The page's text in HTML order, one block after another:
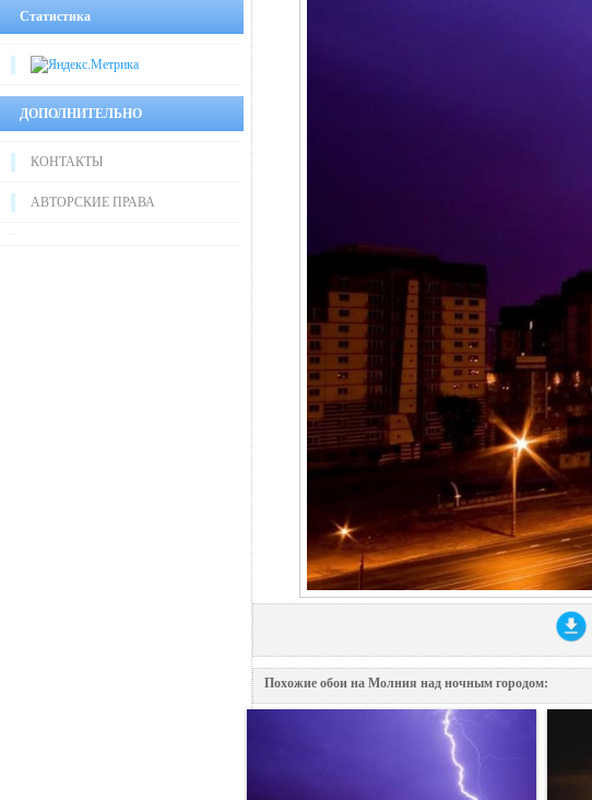
Статистика
ДОПОЛНИТЕЛЬНО
КОНТАКТЫ
АВТОРСКИЕ ПРАВА
Похожие обои на Молния над ночным городом: